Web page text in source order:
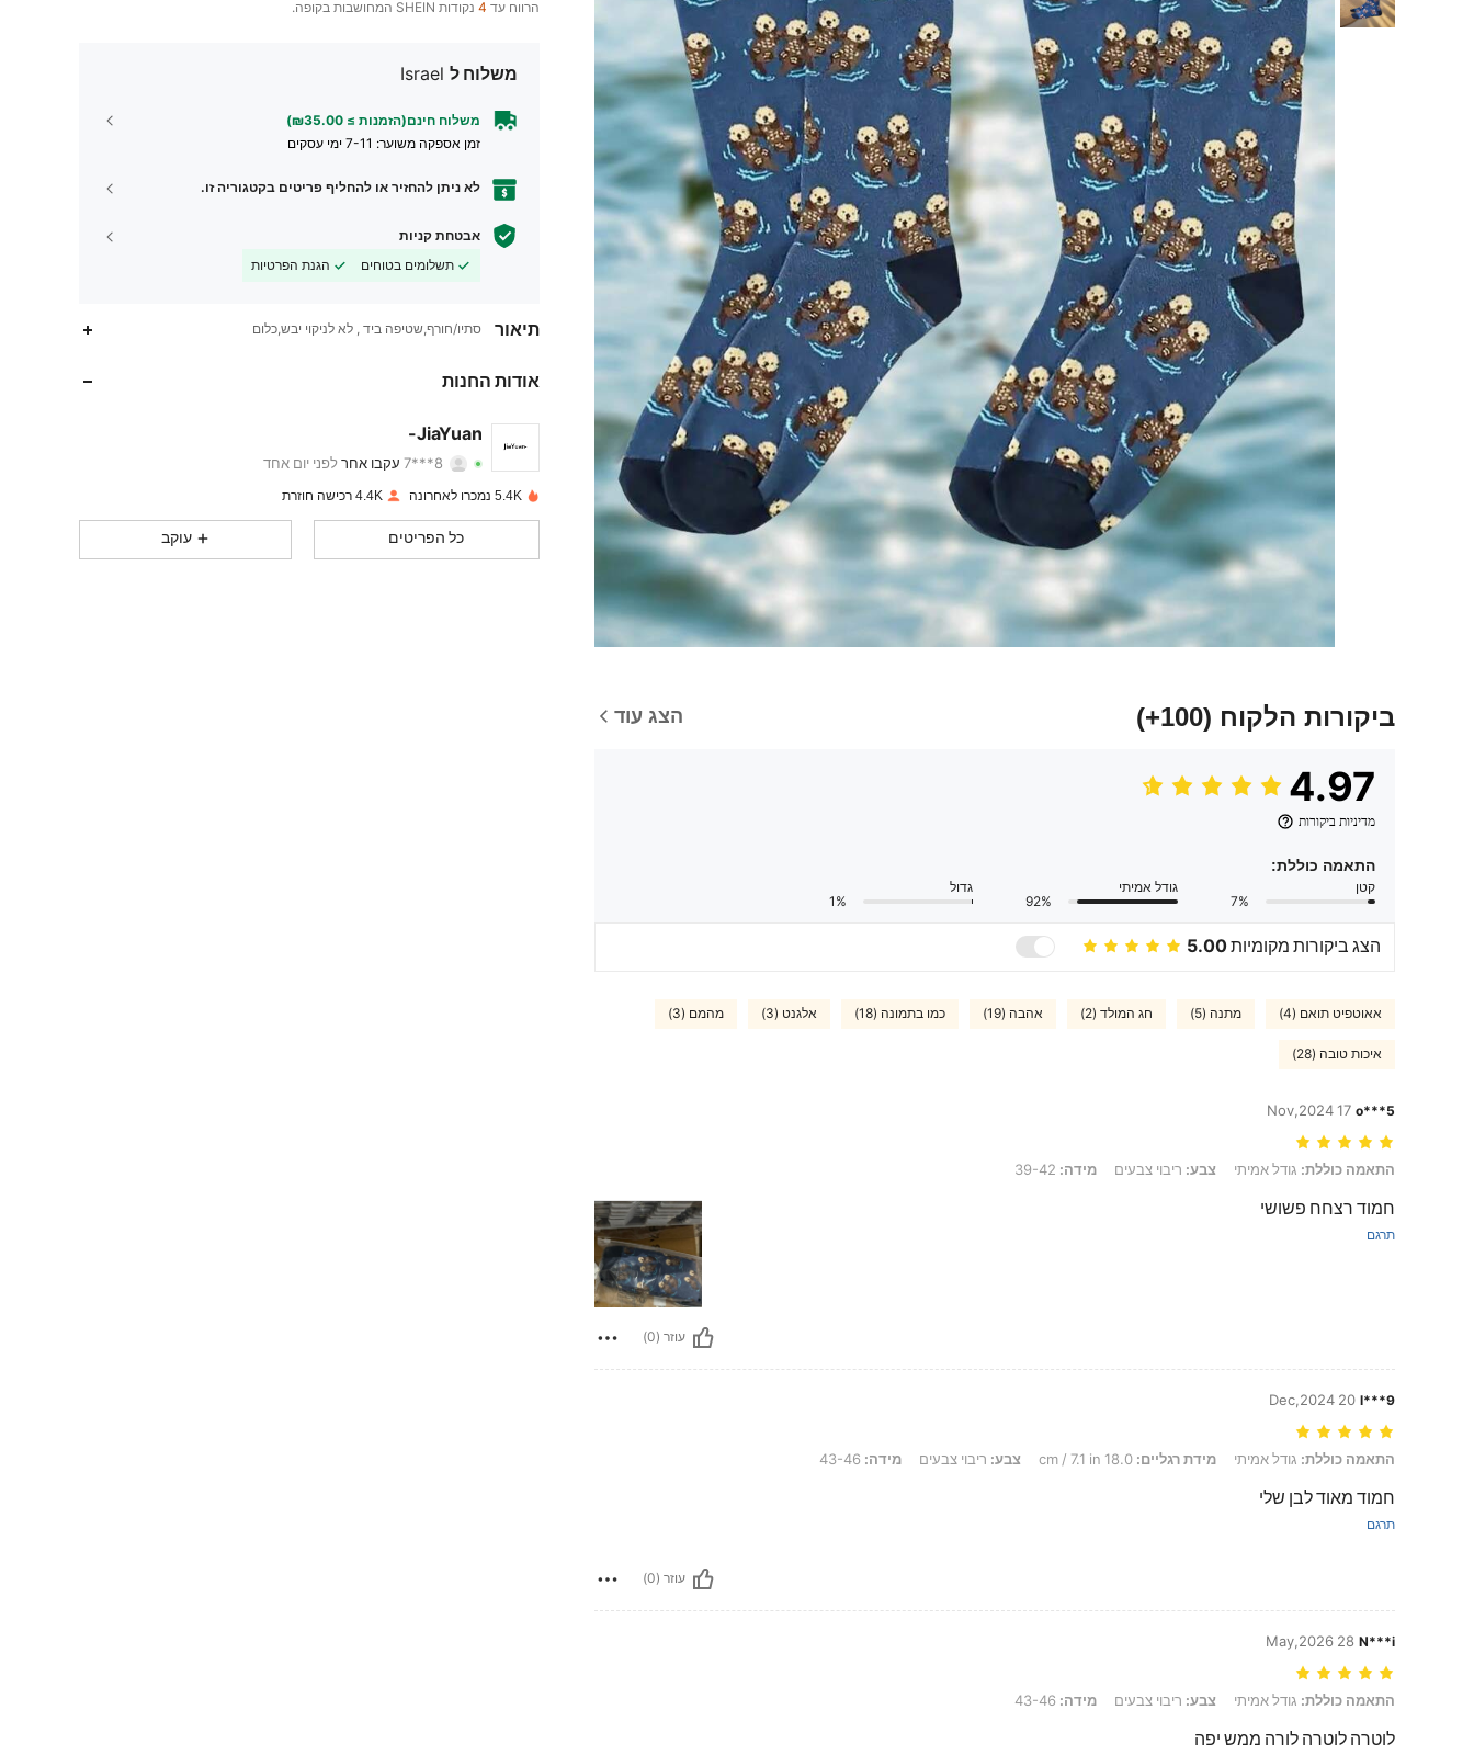
ביקורות הלקוח (100+) הצג עוד
4.97
מדיניות ביקורות
התאמה כוללת:
קטן
7%
גודל אמיתי
92%
גדול
1%
הצג ביקורות מקומיות5.00
אאוטפיט תואם (4) מתנה (5) חג המולד (2) אהבה (19) כמו בתמונה (18) אלגנט (3) מהמם (3)
איכות טובה (28)
o***5
17 Nov,2024
התאמה כוללת: גודל אמיתי, צבע: ריבוי צבעים, מידה: 39-42
התאמה כוללת: גודל אמיתי צבע: ריבוי צבעים מידה:
חמוד רצחח פשושי
תרגם
עוזר (0)
l***9
20 Dec,2024
התאמה כוללת: גודל אמיתי, מידת רגליים: 18.0 cm / 7.1 in, צבע: ריבוי צבעים, מידה: 43-46
התאמה כוללת: גודל אמיתי מידת רגליים: צבע: ריבוי צבעים מידה:
חמוד מאוד לבן שלי
תרגם
עוזר (0)
N***i
28 May,2026
התאמה כוללת: גודל אמיתי, צבע: ריבוי צבעים, מידה: 43-46
התאמה כוללת: גודל אמיתי צבע: ריבוי צבעים מידה:
לוטרה לוטרה לורה ממש יפה
הרווח עד 4 נקודות SHEIN המחושבות בקופה.
משלוח ל Israel
משלוח חינם(הזמנות ≥ ₪35.00)
זמן אספקה ​​משוער: 7-11 ימי עסקים
לא ניתן להחזיר או להחליף פריטים בקטגוריה זו.
אבטחת קניות
תשלומים בטוחים
הגנת הפרטיות
תיאור סתיו/חורף,שטיפה ביד , לא לניקוי יבש,כלום
אודות החנות
JiaYuan-
4.92 דירוג 7פריטים 775עוקבים
4.92
7
775
5.4K נמכרו לאחרונה 4.4K רכישה חוזרת
כל הפריטים עוקב